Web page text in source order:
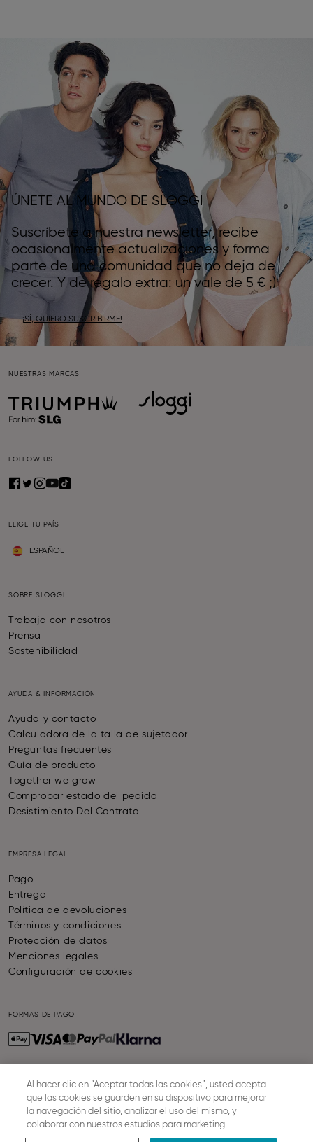
ÚNETE AL MUNDO DE SLOGGI
Suscríbete a nuestra newsletter, recibe
ocasionalmente actualizaciones y forma
parte de una comunidad que no deja de
crecer. Y de regalo extra: un vale de 5 € ;)
¡SÍ, QUIERO SUSCRIBIRME!
NUESTRAS MARCAS
FOLLOW US
ELIGE TU PAÍS
ESPAÑOL
SOBRE SLOGGI
Trabaja con nosotros
Prensa
Sostenibilidad
AYUDA & INFORMACIÓN
Ayuda y contacto
Calculadora de la talla de sujetador
Preguntas frecuentes
Guía de producto
Together we grow
Comprobar estado del pedido
Desistimiento Del Contrato
EMPRESA LEGAL
Pago
Entrega
Política de devoluciones
Términos y condiciones
Protección de datos
Menciones legales
Configuración de cookies
FORMAS DE PAGO
ENVIO Y ENTREGA
Al hacer clic en “Aceptar todas las cookies”, usted acepta
que las cookies se guarden en su dispositivo para mejorar
la navegación del sitio, analizar el uso del mismo, y
colaborar con nuestros estudios para marketing.